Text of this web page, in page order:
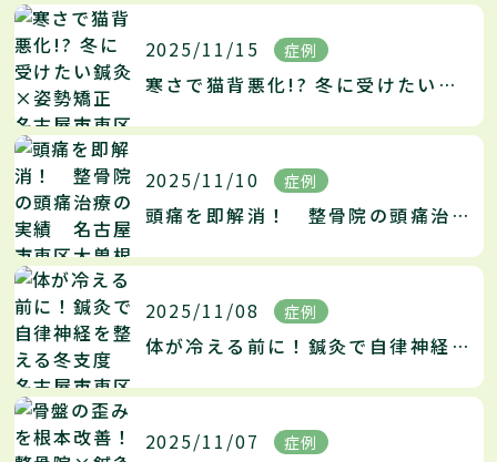
2025/11/15 症例
寒さで猫背悪化!? 冬に受けたい鍼灸×姿勢矯正 名古屋市東区大曽根の猫背矯正の名医がお伝えする改善法
2025/11/10 症例
頭痛を即解消！ 整骨院の頭痛治療の実績 名古屋市東区大曽根の頭痛治療の名医がお伝えする改善法
2025/11/08 症例
体が冷える前に！鍼灸で自律神経を整える冬支度 名古屋市東区大曽根の自律神経の名医がお伝えする改善法
2025/11/07 症例